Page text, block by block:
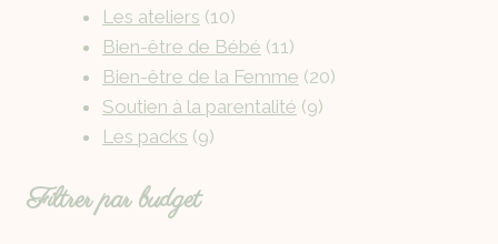
Les ateliers 10
Bien-être de Bébé 11
Bien-être de la Femme 20
Soutien à la parentalité 9
Les packs 9
Filtrer par budget